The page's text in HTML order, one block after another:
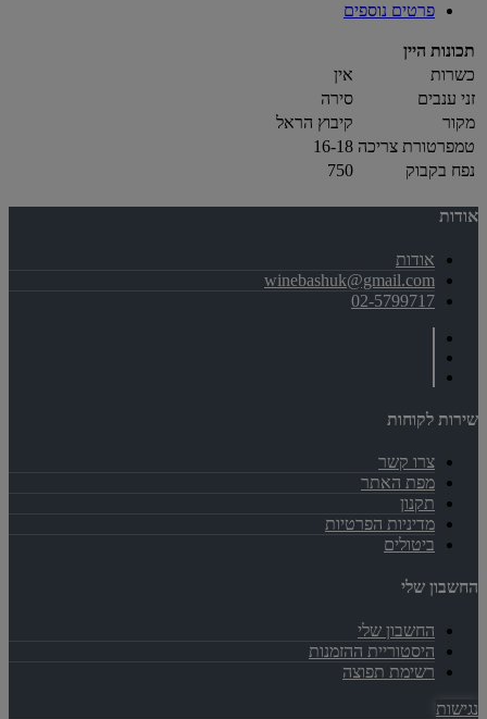
פרטים נוספים
תכונות היין
כשרות
אין
זני ענבים
סירה
מקור
קיבוץ הראל
טמפרטורת צריכה 16-18
נפח בקבוק
750
אודות
אודות
winebashuk@gmail.com
02-5799717
שירות לקוחות
צרו קשר
מפת האתר
תקנון
מדיניות הפרטיות
ביטולים
החשבון שלי
החשבון שלי
היסטוריית ההזמנות
רשימת תפוצה
נגישות